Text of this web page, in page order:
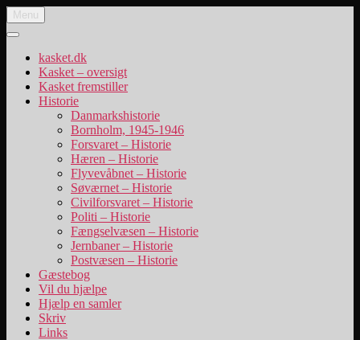
Videre
til
indhold
Danske uniformskasketter
uniformskasketter og lidt historie
Menu
kasket.dk
Kasket – oversigt
Kasket fremstiller
Historie
Danmarkshistorie
Bornholm, 1945-1946
Forsvaret – Historie
Hæren – Historie
Flyvevåbnet – Historie
Søværnet – Historie
Civilforsvaret – Historie
Politi – Historie
Fængselvæsen – Historie
Jernbaner – Historie
Postvæsen – Historie
Gæstebog
Vil du hjælpe
Hjælp en samler
Skriv
Links